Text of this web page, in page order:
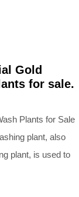
Gold
for sale.
Plants for Sale
plant, also
plant, is used to